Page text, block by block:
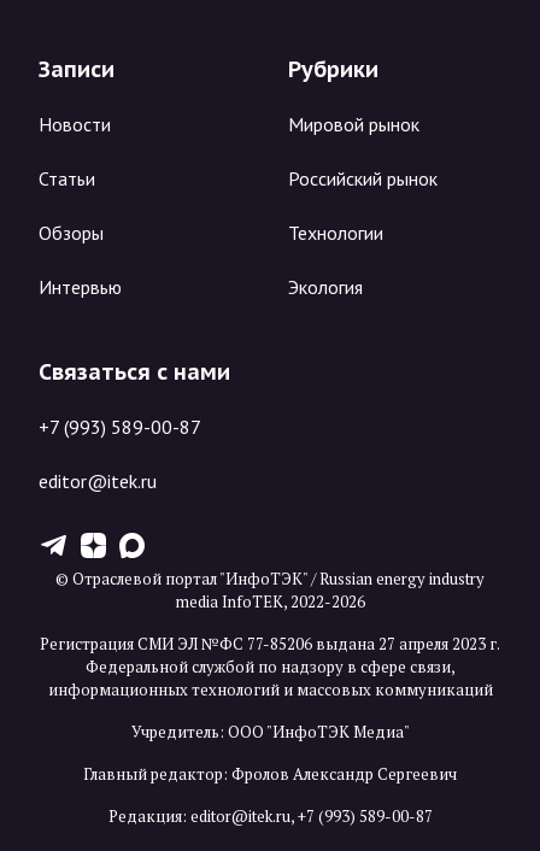
Записи
Новости
Статьи
Обзоры
Интервью
Рубрики
Мировой рынок
Российский рынок
Технологии
Экология
Связаться с нами
+7 (993) 589-00-87
editor@itek.ru
T Z X
© Отраслевой портал "ИнфоТЭК" / Russian energy industry
media InfoTEK, 2022-2026
Регистрация СМИ ЭЛ №ФС 77-85206 выдана 27 апреля 2023 г.
Федеральной службой по надзору в сфере связи,
информационных технологий и массовых коммуникаций
Учредитель: ООО "ИнфоТЭК Медиа"
Главный редактор: Фролов Александр Сергеевич
Редакция: editor@itek.ru,+7 (993) 589-00-87